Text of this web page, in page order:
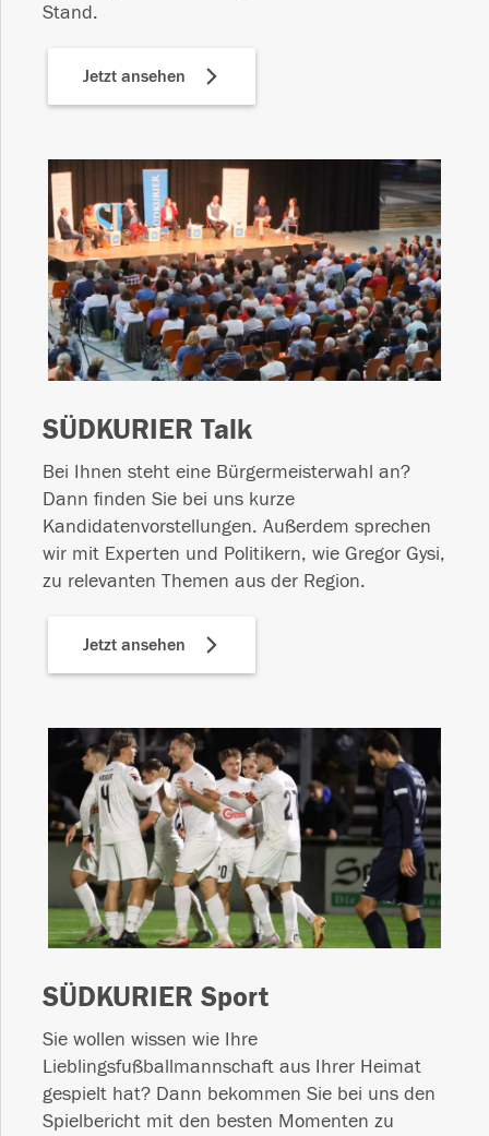
Stand.
Jetzt ansehen
SÜDKURIER Talk
Bei Ihnen steht eine Bürgermeisterwahl an?
Dann finden Sie bei uns kurze
Kandidatenvorstellungen. Außerdem sprechen
wir mit Experten und Politikern, wie Gregor Gysi,
zu relevanten Themen aus der Region.
Jetzt ansehen
SÜDKURIER Sport
Sie wollen wissen wie Ihre
Lieblingsfußballmannschaft aus Ihrer Heimat
gespielt hat? Dann bekommen Sie bei uns den
Spielbericht mit den besten Momenten zu